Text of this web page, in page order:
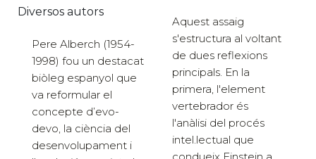
Diversos autors
Pere Alberch (1954-
1998) fou un destacat
biòleg espanyol que
va reformular el
concepte d’evo-
devo, la ciència del
desenvolupament i
Aquest assaig
s'estructura al voltant
de dues reflexions
principals. En la
primera, l'element
vertebrador és
l'anàlisi del procés
intel.lectual que